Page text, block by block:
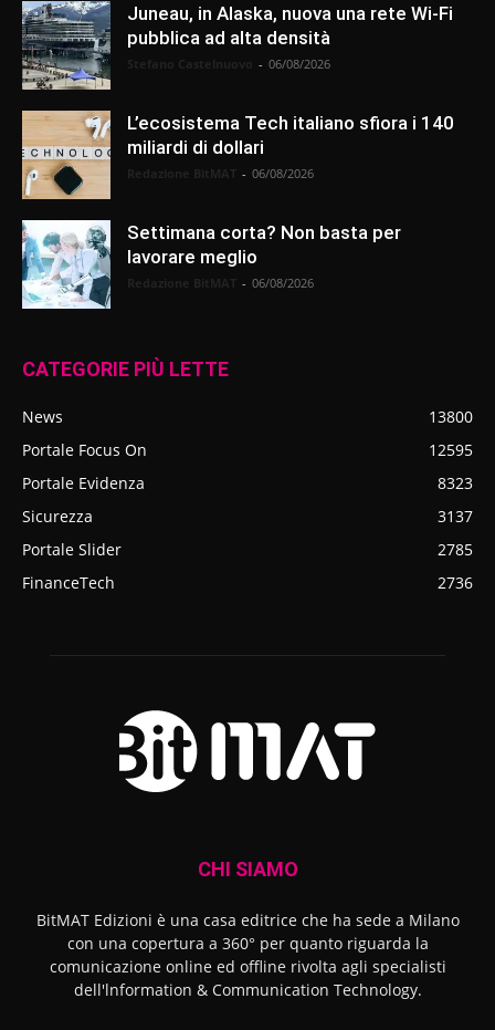
Juneau, in Alaska, nuova una rete Wi-Fi
pubblica ad alta densità
- 06/08/2026
L’ecosistema Tech italiano sfiora i 140
miliardi di dollari
- 06/08/2026
Settimana corta? Non basta per
lavorare meglio
- 06/08/2026
CATEGORIE PIÙ LETTE
News
13800
Portale Focus On
12595
Portale Evidenza
8323
Sicurezza
3137
Portale Slider
2785
FinanceTech
2736
CHI SIAMO
BitMAT Edizioni è una casa editrice che ha sede a Milano
con una copertura a 360° per quanto riguarda la
comunicazione online ed offline rivolta agli specialisti
dell'lnformation & Communication Technology.